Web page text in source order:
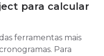
para calcular
ferramentas mais
Para